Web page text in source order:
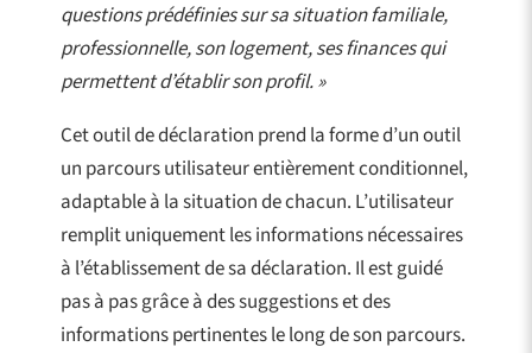
questions prédéfinies sur sa situation familiale,
professionnelle, son logement, ses finances qui
permettent d’établir son profil. »
Cet outil de déclaration prend la forme d’un outil
un parcours utilisateur entièrement conditionnel,
adaptable à la situation de chacun. L’utilisateur
remplit uniquement les informations nécessaires
à l’établissement de sa déclaration. Il est guidé
pas à pas grâce à des suggestions et des
informations pertinentes le long de son parcours.